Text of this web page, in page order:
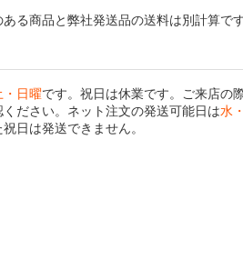
ある商品と弊社発送品の送料は別計算で
・日曜です。祝日は休業です。ご来店の
ください。ネット注文の発送可能日は水
日は発送できません。